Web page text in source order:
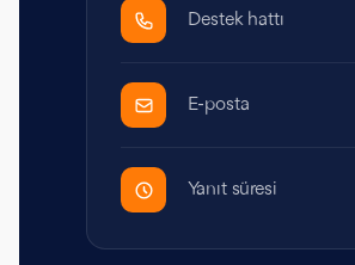
Destek hattı
E-posta
Yanıt süresi